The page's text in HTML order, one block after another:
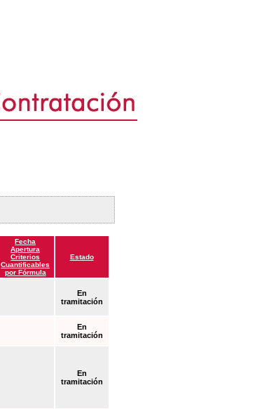
Fecha
Apertura
Criterios
Cuantificables
por Fórmula
Estado
En
tramitación
En
tramitación
En
tramitación